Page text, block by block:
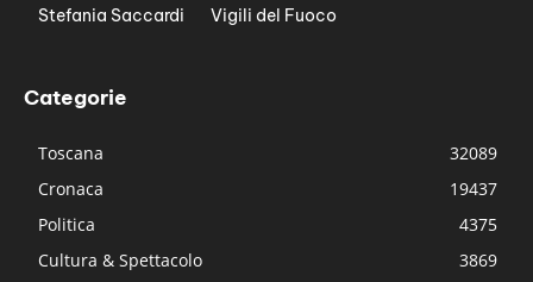
Stefania Saccardi
Vigili del Fuoco
Categorie
Toscana
32089
Cronaca
19437
Politica
4375
Cultura & Spettacolo
3869